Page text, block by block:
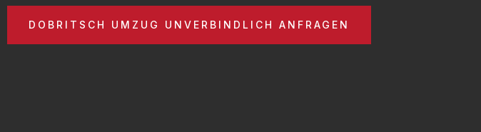
DOBRITSCH UMZUG UNVERBINDLICH ANFRAGEN